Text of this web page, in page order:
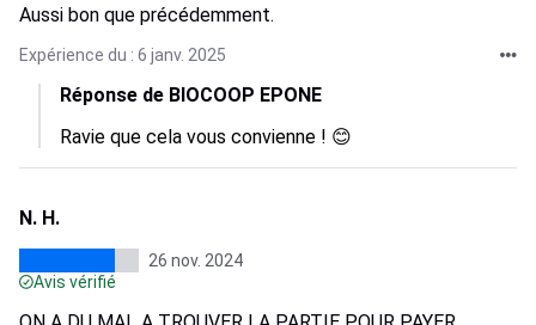
Aussi bon que précédemment.
Expérience du : 6 janv. 2025
Réponse de BIOCOOP EPONE
Ravie que cela vous convienne ! 😊
N. H.
26 nov. 2024
Avis vérifié